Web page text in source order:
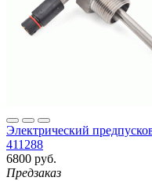
Электрический
411288
6800 руб.
Предзаказ